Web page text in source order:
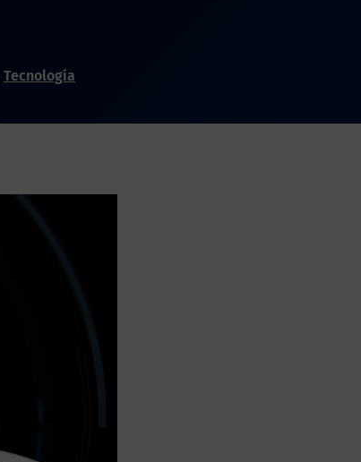
Tecnología